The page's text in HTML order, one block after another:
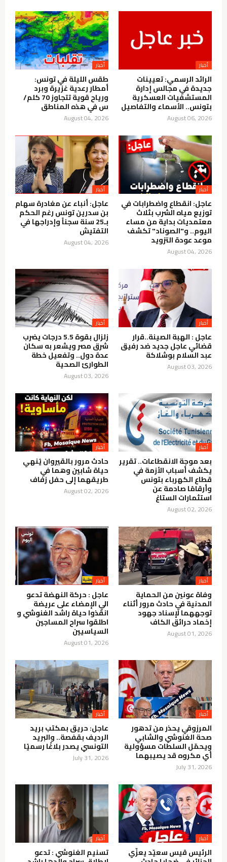
أخبار
الرائد الرسمي: تعيينات
جديدة في مجالس إدارة
المستشفيات العسكرية
بتونس.. الأسماء والتفاصيل
August 06, 2026
أخبار
طقس الليلة في تونس:
أمطار رعدية غزيرة وبرد
ورياح قوية تتجاوز 70 كلم/
س في هذه المناطق
August 04, 2026
أخبار
عاجل: انقطاع واضطرابات في
توزيع مياه الشرب بثلاث
معتمديات بداية من مساء
اليوم.. و"الصوناد" تكشف
موعد عودة التزويد
August 04, 2026
أخبار
عاجل: أنباء عن مغادرة سهام
بن سدرين تونس رغم الحكم
بـ25 سنة سجناً وإدراجها في
التفتيش
August 04, 2026
أخبار
عاجل : الهبة الصينة..قرار
قضائي عاجل جديد ضد رفيق
عبد السلام بوشلاكة
August 03, 2026
أخبار
زلزال بقوة 5.5 درجات يضرب
شرق مصر ويشعر به سكان
عدة دول.. وتفعيل خطة
الطوارئ الصحية
August 03, 2026
أخبار
بعد موجة الانقطاعات.. تقرير
يكشف أسباب الأزمة في
قطاع الكهرباء بتونس
وأرقامًا صادمة عن
استثمارات الستاغ
August 02, 2026
أخبار
حادث مرور بالقيروان يُنهي
حياة شابين وهما في
طريقهما إلى حفل زفاف
August 02, 2026
أخبار
وفاة عونين من الحماية
المدنية في حادث مرور أثناء
توجههما لإسناد جهود
إخماد حرائق الكاف
August 01, 2026
أخبار
عاجل : حركة النهضة تدعو
الي الإمضاء على عريضة
انقذوا حياة راشد الغنوشي و
اطلقوا سراح المساجين
السياسيين
August 01, 2026
أخبار
المرزوقي يحذر من تدهور
صحة الغنوشي والشابي
ويحمّل السلطات مسؤولية
أي مكروه قد يصيبهما
July 31, 2026
أخبار
عاجل: حريق بمكتب بريد
الرديف بقفصة.. والبريد
التونسي يصدر بلاغًا رسميًا
July 31, 2026
أخبار
الرئيس قيس سعيّد يعزّي
أخبار
تسنيم الغنوشي : تدعو